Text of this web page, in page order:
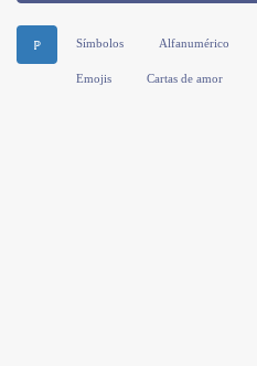
ℙ Símbolos Alfanumérico
Emojis Cartas de amor